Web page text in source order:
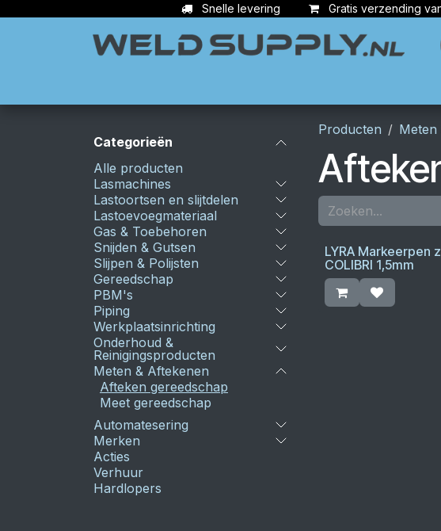
Snelle levering Gratis verzending
Categorieën
Alle producten
Lasmachines
Lastoortsen en slijtdelen
Lastoevoegmateriaal
Gas & Toebehoren
Snijden & Gutsen
Slijpen & Polijsten
Gereedschap
PBM's
Piping
Werkplaatsinrichting
Onderhoud &
Reinigingsproducten
Meten & Aftekenen
Afteken gereedschap
Meet gereedschap
Automatesering
Merken
Acties
Verhuur
Hardlopers
Producten Meten
LYRA Markeerpen
COLIBRI 1,5mm